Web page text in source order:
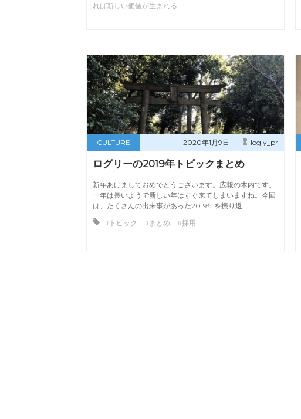
れば新しい価値が生まれる
CULTURE 2020年1月9日 logly_pr
ログリーの2019年トピックまとめ
新年あけましておめでとうございます。広報の木内です。
一年は長いようで新しい年はすぐ来てしまいますね。今回
は、たくさんの出来事があった2019年を振り返…
#トピック #まとめ #採用